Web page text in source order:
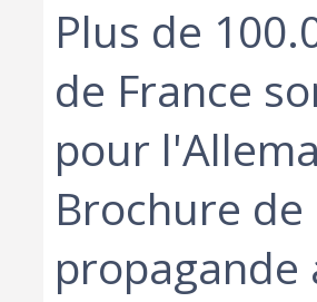
‎Plus de
de France
pour
Brochure de
propagande